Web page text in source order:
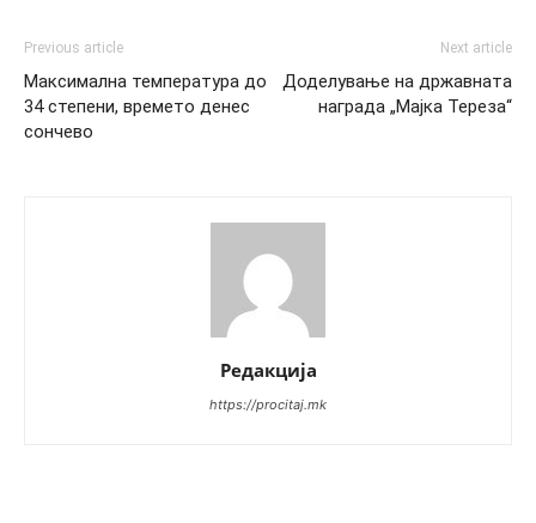
Previous article
Максимална температура до
34 степени, времето денес
сончево
Next article
Доделување на државната
награда „Мајка Тереза“
Редакција
https://procitaj.mk